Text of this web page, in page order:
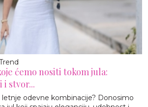
ćemo nositi tokom jula:
i stvor...
letnje odevne kombinacije? Donosimo